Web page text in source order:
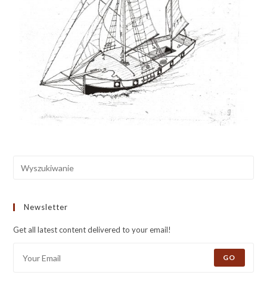
Newsletter
Get all latest content delivered to your email!
GO